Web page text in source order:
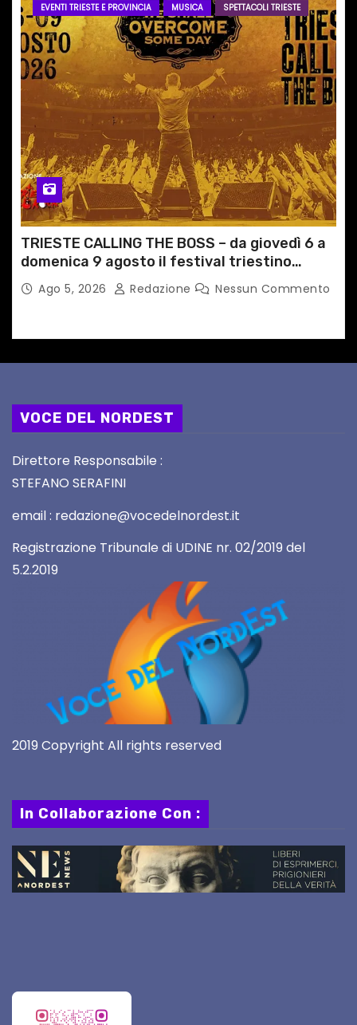
EVENTI TRIESTE E PROVINCIA MUSICA SPETTACOLI TRIESTE
TRIESTE CALLING THE BOSS – da giovedì 6 a
domenica 9 agosto il festival triestino
dedicato a Springsteen
Ago 5, 2026 Redazione Nessun Commento
VOCE DEL NORDEST
Direttore Responsabile :
STEFANO SERAFINI
email : redazione@vocedelnordest.it
Registrazione Tribunale di UDINE nr. 02/2019 del
5.2.2019
2019 Copyright All rights reserved
In Collaborazione Con :